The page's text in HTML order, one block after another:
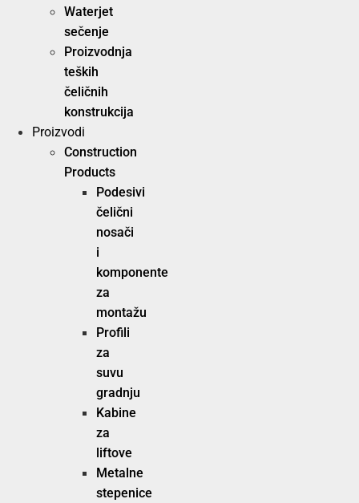
Waterjet
sečenje
Proizvodnja
teških
čeličnih
konstrukcija
Proizvodi
Construction
Products
Podesivi
čelični
nosači
i
komponente
za
montažu
Profili
za
suvu
gradnju
Kabine
za
liftove
Metalne
stepenice